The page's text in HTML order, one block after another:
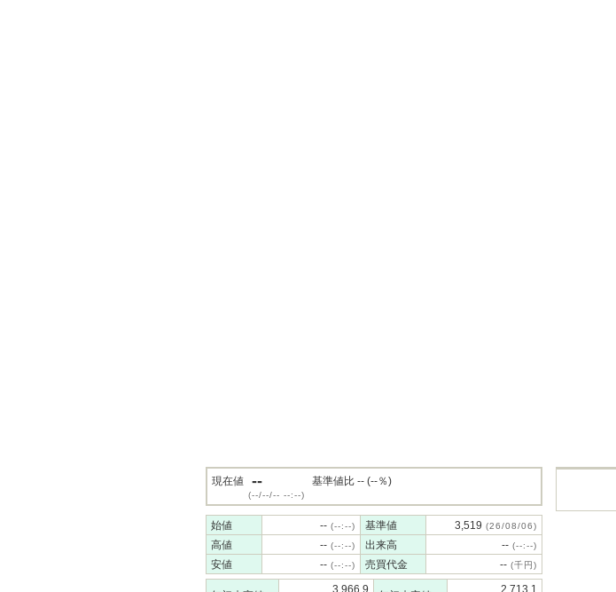
現在値 --
(--/--/-- --:--)
基準値比 -- (--％)
始値 -- (--:--) 基準値 3,519 (26/08/06)
高値 -- (--:--) 出来高 -- (--:--)
安値 -- (--:--) 売買代金 -- (千円)
3,966.9 2,713.1